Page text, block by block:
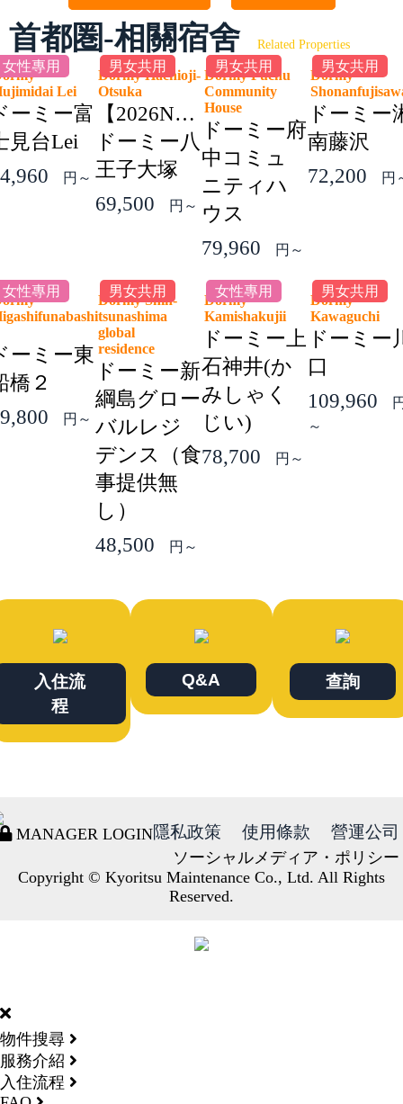
首都圏-相關宿舍 Related Properties
女性專用
Lei
ーミー富
見台Lei
円～
男女共用
Dormy Hachioji-
Otsuka
【2026NEW】
ドーミー八
王子大塚
69,500
円～
男女共用
Dormy Fuchu
Community
House
ドーミー府
中コミュ
ニティハ
ウス
79,960
円～
男女共用
Dormy
ドーミー
南藤沢
72,200
円
女性專用
ーミー東
橋２
円～
男女共用
Dormy Shin-
tsunashima
global
residence
ドーミー新
綱島グロー
バルレジ
デンス（食
事提供無
し）
48,500
円～
女性專用
Dormy
Kamishakujii
ドーミー上
石神井(か
みしゃく
じい)
78,700
円～
男女共用
Dormy
Kawaguchi
ドーミー
口
109,960
～
入住流
程
Q&A 查詢
MANAGER LOGIN隱私政策 使用條款 營運公司
ソーシャルメディア・ポリシー
Copyright © Kyoritsu Maintenance Co., Ltd. All Rights
Reserved.
物件搜尋
服務介紹
入住流程